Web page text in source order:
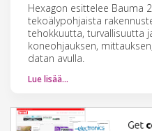
Hexagon esittelee Bauma
tekoälypohjaista
tehokkuutta, turvallisuutta
koneohjauksen,
datan avulla.
Lue lisää…